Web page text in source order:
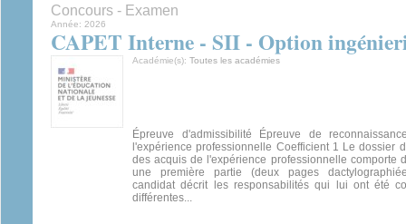
Concours - Examen
Année: 2026
CAPET Interne - SII - Option
Académie(s): Toutes les académies
Épreuve d'admissibilité Épreuve de
l'expérience professionnelle Coefficient 1 Le dossier
des acquis de l'expérience professionnelle comporte
une première partie (deux pages
candidat décrit les responsabilités qui lui ont été
différentes...